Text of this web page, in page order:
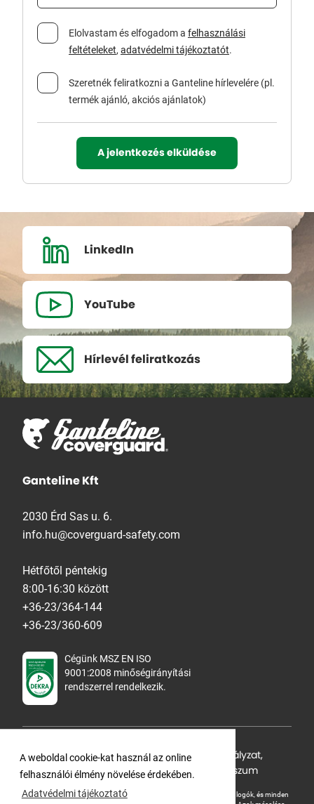
A weboldal cookie-kat használ az online
felhasználói élmény növelése érdekében.
Adatvédelmi tájékoztató
Elolvastam és elfogadom a felhasználási
feltételeket, adatvédelmi tájékoztatót.
Szeretnék feliratkozni a Ganteline hírlevelére (pl.
termék ajánló, akciós ajánlatok)
A jelentkezés elküldése
LinkedIn
YouTube
Hírlevél feliratkozás
Ganteline Kft
2030 Érd Sas u. 6.
info.hu@coverguard-safety.com
Hétfőtől péntekig
8:00-16:30 között
+36-23/364-144
+36-23/360-609
Cégünk MSZ EN ISO
9001:2008 minőségirányítási
rendszerrel rendelkezik.
Adatvédelmi tájékoztató,Cookie Szabályzat,
Felhasználási feltételek,ÁSZF Impresszum
A Ganteline Kft jelen honlapja szerzői jog által védett. A leírások, fotók, logók, és minden